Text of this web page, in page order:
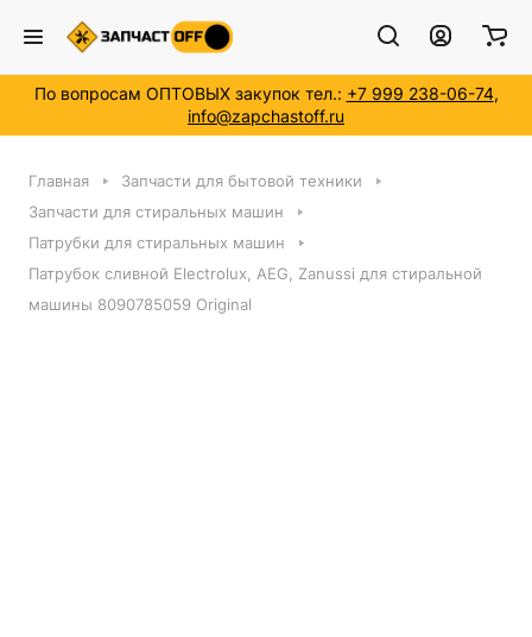
По вопросам ОПТОВЫХ закупок тел.: +7 999 238-06-74,
info@zapchastoff.ru
Главная
Запчасти для бытовой техники
Запчасти для стиральных машин
Патрубки для стиральных машин
Патрубок сливной Electrolux, AEG, Zanussi для стиральной
машины 8090785059 Original